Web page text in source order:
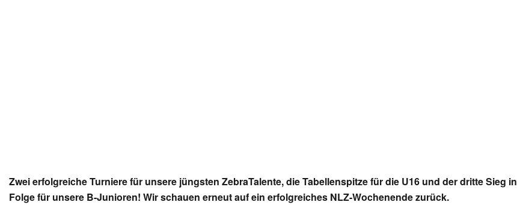
Zwei erfolgreiche Turniere für unsere jüngsten ZebraTalente, die Tabellenspitze für die U16 und der dritte Sieg in
Folge für unsere B-Junioren! Wir schauen erneut auf ein erfolgreiches NLZ-Wochenende zurück.